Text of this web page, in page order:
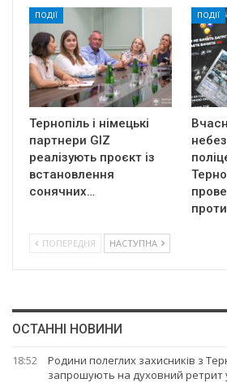
ПОДІЇ
Тернопіль і німецькі
партнери GIZ
реалізують проєкт із
встановлення
сонячних…
ПОДІЇ
ПОПЕРЕДНЯ НАСТУПНА
ОСТАННІ НОВИНИ
18:52
Родини полеглих захисників з
запрошують на духовний